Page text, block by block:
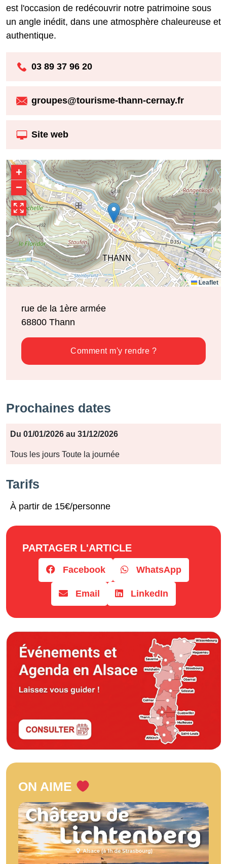
est l'occasion de redécouvrir notre patrimoine sous
un angle inédit, dans une atmosphère chaleureuse et
authentique.
03 89 37 96 20
groupes@tourisme-thann-cernay.fr
Site web
+
−
Leaflet
rue de la 1ère armée
68800 Thann
Comment m'y rendre ?
Prochaines dates
Période
Jours
Du 01/01/2026 au 31/12/2026
Tous les jours Toute la journée
Tarifs
À partir de 15€/personne
PARTAGER L'ARTICLE
Facebook WhatsApp
Email LinkedIn
ON AIME